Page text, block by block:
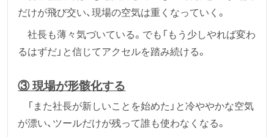
だけが飛び交い、現場の空気は重くなっていく。
社長も薄々気づいている。でも「もう少しやれば変わ
るはずだ」と信じてアクセルを踏み続ける。
③ 現場が形骸化する
「また社長が新しいことを始めた」と冷ややかな空気
が漂い、ツールだけが残って誰も使わなくなる。